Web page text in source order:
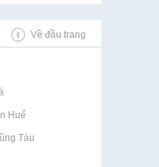
Về đầu trang
Huế
Tàu